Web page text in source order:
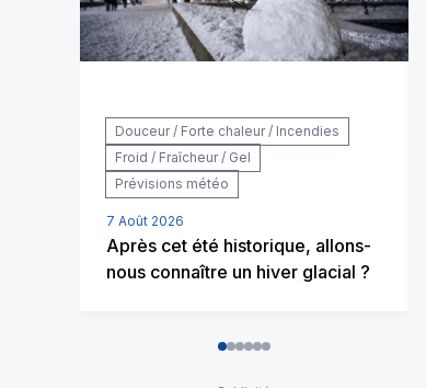
Douceur / Forte chaleur / Incendies
Froid / Fraîcheur / Gel
Prévisions météo
7 Août 2026
Après cet été historique, allons-
nous connaître un hiver glacial ?
012345